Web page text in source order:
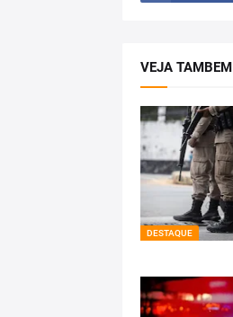
VEJA TAMBEM
DESTAQUE